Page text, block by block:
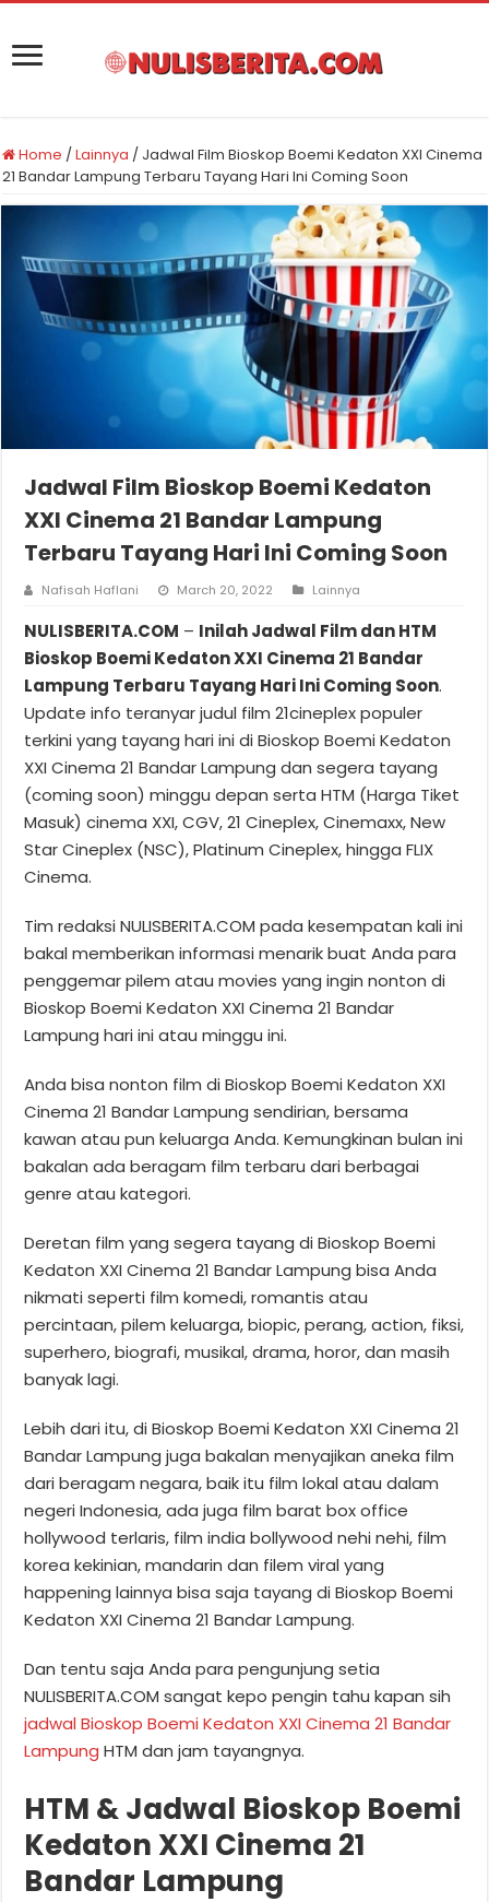
Home /Lainnya / Jadwal Film Bioskop Boemi Kedaton XXI Cinema
21 Bandar Lampung Terbaru Tayang Hari Ini Coming Soon
Jadwal Film Bioskop Boemi Kedaton
XXI Cinema 21 Bandar Lampung
Terbaru Tayang Hari Ini Coming Soon
Nafisah Haflani March 20, 2022 Lainnya
NULISBERITA.COM – Inilah Jadwal Film dan HTM
Bioskop Boemi Kedaton XXI Cinema 21 Bandar
Lampung Terbaru Tayang Hari Ini Coming Soon.
Update info teranyar judul film 21cineplex populer
terkini yang tayang hari ini di Bioskop Boemi Kedaton
XXI Cinema 21 Bandar Lampung dan segera tayang
(coming soon) minggu depan serta HTM (Harga Tiket
Masuk) cinema XXI, CGV, 21 Cineplex, Cinemaxx, New
Star Cineplex (NSC), Platinum Cineplex, hingga FLIX
Cinema.
Tim redaksi NULISBERITA.COM pada kesempatan kali ini
bakal memberikan informasi menarik buat Anda para
penggemar pilem atau movies yang ingin nonton di
Bioskop Boemi Kedaton XXI Cinema 21 Bandar
Lampung hari ini atau minggu ini.
Anda bisa nonton film di Bioskop Boemi Kedaton XXI
Cinema 21 Bandar Lampung sendirian, bersama
kawan atau pun keluarga Anda. Kemungkinan bulan ini
bakalan ada beragam film terbaru dari berbagai
genre atau kategori.
Deretan film yang segera tayang di Bioskop Boemi
Kedaton XXI Cinema 21 Bandar Lampung bisa Anda
nikmati seperti film komedi, romantis atau
percintaan, pilem keluarga, biopic, perang, action, fiksi,
superhero, biografi, musikal, drama, horor, dan masih
banyak lagi.
Lebih dari itu, di Bioskop Boemi Kedaton XXI Cinema 21
Bandar Lampung juga bakalan menyajikan aneka film
dari beragam negara, baik itu film lokal atau dalam
negeri Indonesia, ada juga film barat box office
hollywood terlaris, film india bollywood nehi nehi, film
korea kekinian, mandarin dan filem viral yang
happening lainnya bisa saja tayang di Bioskop Boemi
Kedaton XXI Cinema 21 Bandar Lampung.
Dan tentu saja Anda para pengunjung setia
NULISBERITA.COM sangat kepo pengin tahu kapan sih
jadwal Bioskop Boemi Kedaton XXI Cinema 21 Bandar
Lampung HTM dan jam tayangnya.
HTM & Jadwal Bioskop Boemi
Kedaton XXI Cinema 21
Bandar Lampung